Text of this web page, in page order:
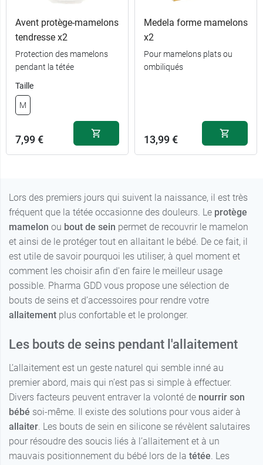
S 8,99 €
M 8,99 €
Avent protège-mamelons
tendresse x2
Protection des mamelons
pendant la tétée
Taille
M
7,99 €
Medela forme mamelons
x2
Pour mamelons plats ou
ombiliqués
13,99 €
Lors des premiers jours qui suivent la naissance, il est très
fréquent que la tétée occasionne des douleurs. Le protège
mamelon ou bout de sein permet de recouvrir le mamelon
et ainsi de le protéger tout en allaitant le bébé. De ce fait, il
est utile de savoir pourquoi les utiliser, à quel moment et
comment les choisir afin d'en faire le meilleur usage
possible. Pharma GDD vous propose une sélection de
bouts de seins et d’accessoires pour rendre votre
allaitement plus confortable et le prolonger.
Les bouts de seins pendant l'allaitement
L’allaitement est un geste naturel qui semble inné au
premier abord, mais qui n’est pas si simple à effectuer.
Divers facteurs peuvent entraver la volonté de nourrir son
bébé soi-même. Il existe des solutions pour vous aider à
allaiter. Les bouts de sein en silicone se révèlent salutaires
pour résoudre des soucis liés à l’allaitement et à un
mauvais positionnement du bébé lors de la tétée. Les